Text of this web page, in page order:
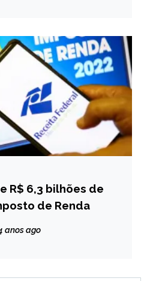
R$ 6,3 bilhões de
de Renda
anos ago